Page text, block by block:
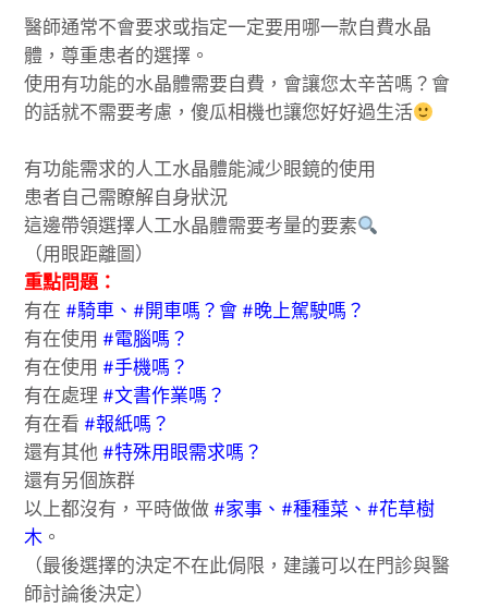
醫師通常不會要求或指定一定要用哪一款自費水晶
體，尊重患者的選擇。
使用有功能的水晶體需要自費，會讓您太辛苦嗎？會
的話就不需要考慮，傻瓜相機也讓您好好過生活
有功能需求的人工水晶體能減少眼鏡的使用
患者自己需瞭解自身狀況
這邊帶領選擇人工水晶體需要考量的要素
（用眼距離圖）
重點問題：
有在 #騎車、#開車嗎？會 #晚上駕駛嗎？
有在使用 #電腦嗎？
有在使用 #手機嗎？
有在處理 #文書作業嗎？
有在看 #報紙嗎？
還有其他 #特殊用眼需求嗎？
還有另個族群
以上都沒有，平時做做 #家事、#種種菜、#花草樹
木 。
（最後選擇的決定不在此侷限，建議可以在門診與醫
師討論後決定）